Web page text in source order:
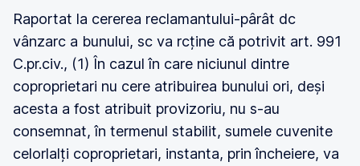
Raportat la cererea reclamantului-pârât dc
vânzarc a bunului, sc va rcține că potrivit art. 991
C.pr.civ., (1) În cazul în care niciunul dintre
coproprietari nu cere atribuirea bunului ori, deși
acesta a fost atribuit provizoriu, nu s-au
consemnat, în termenul stabilit, sumele cuvenite
celorlalți coproprietari, instanta, prin încheiere, va